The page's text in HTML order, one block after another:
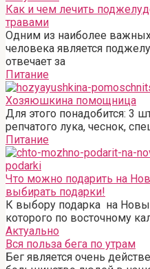
Как и чем лечить
травами
Одним из наиболее
человека является
отвечает за
Питание
Хозяюшкина помощница
Для этого понадобится: 3
репчатого лука, чеснок,
Питание
Что можно подарить на
выбирать подарки!
К выбору подарка на
которого по восточному
Актуально
Вся польза бега по утрам
Бег является очень